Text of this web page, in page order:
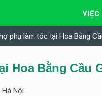
phụ làm tóc tại Hoa Bằng
Hoa Bằng Cầu
Nội